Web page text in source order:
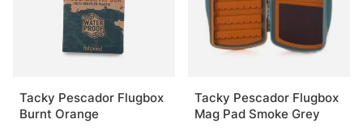
Tacky Pescador Flugbox
Burnt Orange
Tacky Pescador Flugbox
Mag Pad Smoke Grey